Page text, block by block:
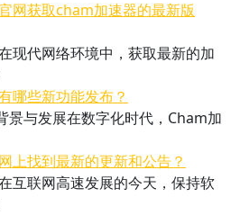
网获取cham加速器的最新版
现代网络环境中，获取最新的加
哪些新功能发布？
景与发展在数字化时代，Cham加
上找到最新的更新和公告？
互联网高速发展的今天，保持软